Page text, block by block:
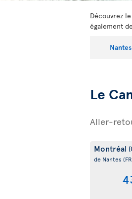
Découvrez
également
Le
Aller-
Montréal
de Nantes